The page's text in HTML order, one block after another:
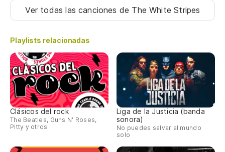
Ver todas las canciones de The White Stripes
Playlists relacionadas
Clásicos del rock
The Beatles, Guns N' Roses,
Pitty y otros
Liga de la Justicia (banda
sonora)
No puedes salvar al mundo
solo